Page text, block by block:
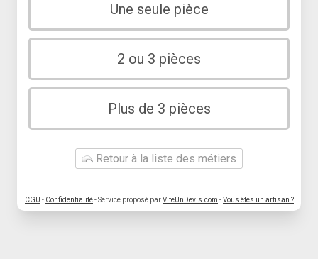
Une seule pièce
2 ou 3 pièces
Plus de 3 pièces
Retour à la liste des métiers
CGU - Confidentialité- Service proposé parViteUnDevis.com -Vous êtes un artisan ?